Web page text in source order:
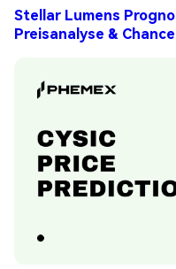
Stellar Lumens
Preisanalyse &